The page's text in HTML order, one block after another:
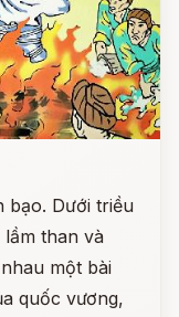
bạo. Dưới triều
than và
một bài
quốc vương,